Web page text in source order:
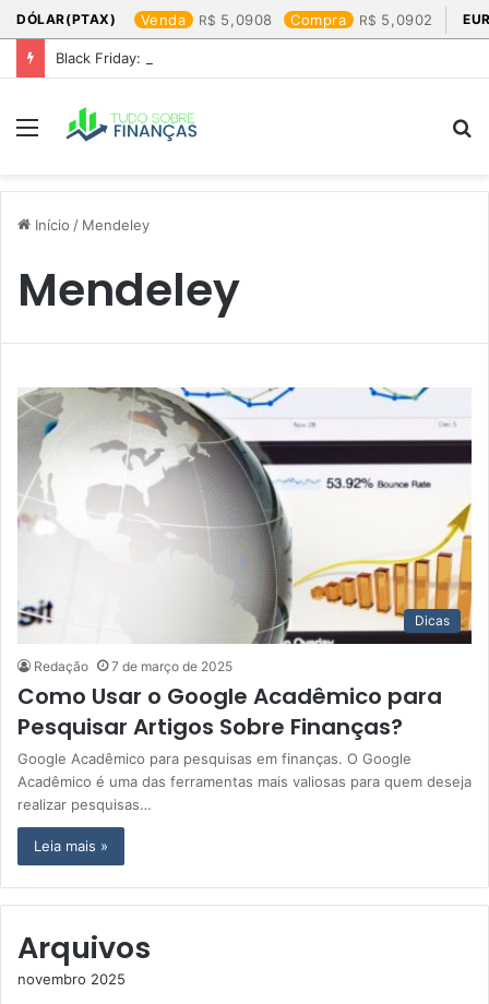
DÓLAR(PTAX) Venda 5,0908 Compra 5,0902
Black Friday: os produtos que mais valem a pena
Menu
Início / Mendeley
Mendeley
Dicas
Redação 7 de março de 2025
Como Usar o Google Acadêmico para
Pesquisar Artigos Sobre Finanças?
Google Acadêmico para pesquisas em finanças. O Google
Acadêmico é uma das ferramentas mais valiosas para quem deseja
realizar pesquisas…
Leia mais »
Arquivos
novembro 2025